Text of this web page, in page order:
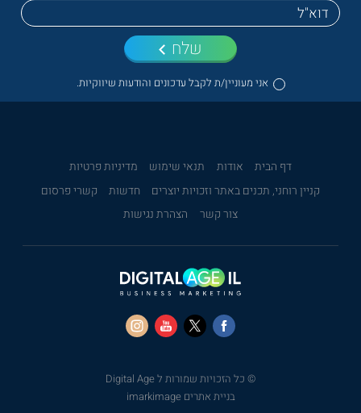
אני מעוניין/ת לקבל עדכונים והודעות שיווקיות.
שלח
דף הבית אודות תנאי שימוש
מדיניות פרטיות
קניין רוחני, תכנים באתר וזכויות יוצרים
חדשות
קשרי פרסום
צור קשר
הצהרת נגישות
© כל הזכויות שמורות ל Digital Age
בניית אתרים imarkimage